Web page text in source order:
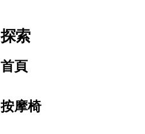
探索
首頁
按摩椅